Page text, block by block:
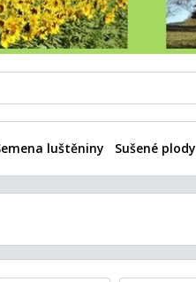
luštěniny Sušené plody